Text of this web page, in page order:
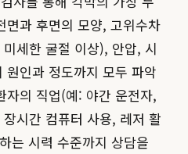
면과 후면의 모양, 고위수차
세한 굴절 이상), 안압, 시
인과 정도까지 모두 파악
자의 직업(예: 야간 운전자,
시간 컴퓨터 사용, 레저 활
는 시력 수준까지 상담을